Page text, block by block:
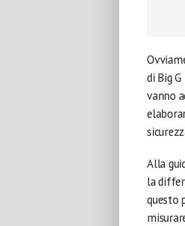
di Big
vanno
Alla
la
questo